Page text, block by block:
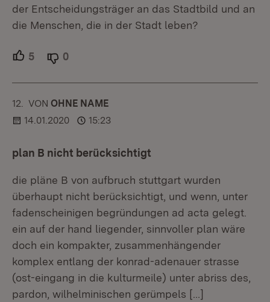
der Entscheidungsträger an das Stadtbild und an
die Menschen, die in der Stadt leben?
5 Unterstützer.
0
12. KOMMENTAR
VON :OHNE NAME
14.01.2020
15:23
plan B nicht berücksichtigt
die pläne B von aufbruch stuttgart wurden
überhaupt nicht berücksichtigt, und wenn, unter
fadenscheinigen begründungen ad acta gelegt.
ein auf der hand liegender, sinnvoller plan wäre
doch ein kompakter, zusammenhängender
komplex entlang der konrad-adenauer strasse
(ost-eingang in die kulturmeile) unter abriss des,
pardon, wilhelminischen gerümpels […]